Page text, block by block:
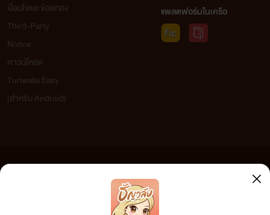
เงื่อนไขและข้อตกลง
Third-Party
Notice
ดาวน์โหลด
Tunwalai Easy
(สำหรับ Android)
แพลตฟอร์มในเครือ
เว็บไซต์แห่งนี้ไม่ได้เห็นด้วยและไม่ขอรับผิดชอบต่อข้อความใดๆ ทั้งสิ้น ดังนั้นผู้อ่านทุกท่านโปรดใช้
วิจารณญาณในการกลั่นกรองด้วยตนเอง และหากท่านพบข้อความใดๆ ที่ขัดต่อกฎหมายและศีลธรรม
กรุณาแจ้งมาที่ tunwalai@ookbee.com เพื่อทีมงานจะได้ดำเนินการในทันที ทั้งนี้ ทางเว็บไซต์ขอสงวน